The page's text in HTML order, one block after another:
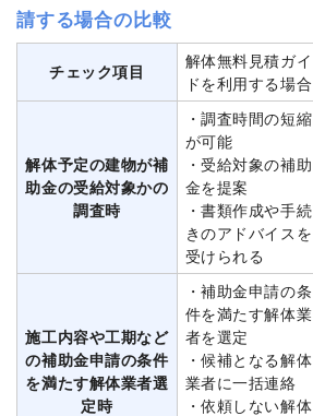
請する場合の比較
チェック項目
解体無料見積ガイ
ドを利用する場合
解体予定の建物が補
助金の受給対象かの
調査時
・調査時間の短縮
が可能
・受給対象の補助
金を提案
・書類作成や手続
きのアドバイスを
受けられる
施工内容や工期など
の補助金申請の条件
を満たす解体業者選
定時
・補助金申請の条
件を満たす解体業
者を選定
・候補となる解体
業者に一括連絡
・依頼しない解体